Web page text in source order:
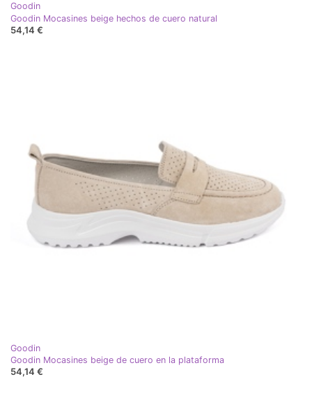
Goodin
Goodin Mocasines beige hechos de cuero natural
54,14 €
Goodin
Goodin Mocasines beige de cuero en la plataforma
54,14 €